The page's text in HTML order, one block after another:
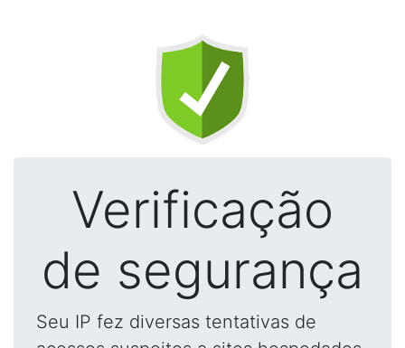
Verificação
de segurança
Seu IP fez diversas tentativas de